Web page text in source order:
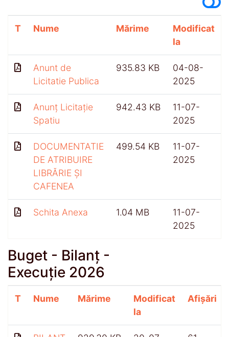
T Nume Mărime
Modificat
la
Anunt de
Licitatie Publica
935.83 KB
04-08-
2025
Anunț Licitație
Spatiu
942.43 KB
11-07-
2025
DOCUMENTATIE
DE ATRIBUIRE
LIBRĂRIE ȘI
CAFENEA
499.54 KB
11-07-
2025
Schita Anexa 1.04 MB
11-07-
2025
Buget - Bilanț -
Execuție 2026
T Nume Mărime
Modificat
la
Afișări